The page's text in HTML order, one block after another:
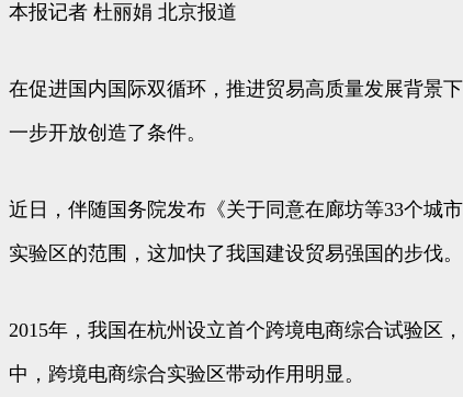
本报记者 杜丽娟 北京报道
在促进国内国际双循环，推进贸易高质量发展背景
一步开放创造了条件。
近日，伴随国务院发布《关于同意在廊坊等33个城
实验区的范围，这加快了我国建设贸易强国的步伐。
2015年，我国在杭州设立首个跨境电商综合试验区
中，跨境电商综合实验区带动作用明显。